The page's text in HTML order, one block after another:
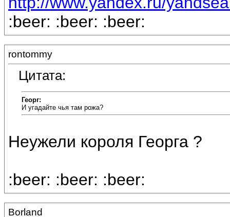
:beer: :beer: :beer:
rontommy
Цитата:
Георг:
И угадайте чья там рожа?
Неужели короля Георга ?
:beer: :beer: :beer:
Borland